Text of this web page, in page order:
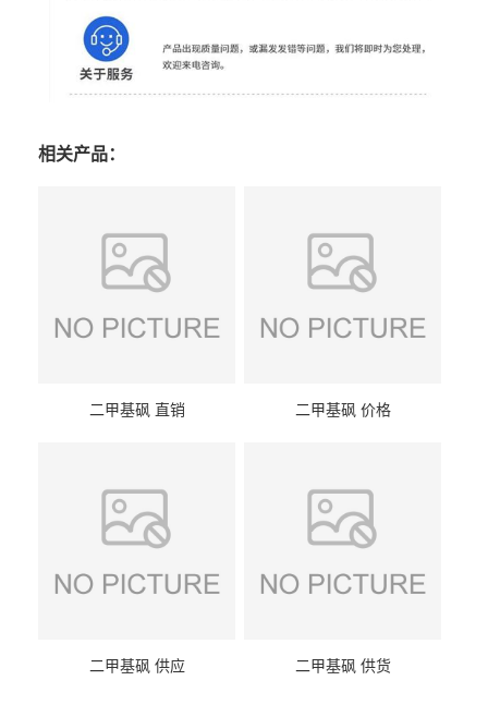
相关产品：
二甲基砜 直销 二甲基砜 价格
二甲基砜 供应 二甲基砜 供货